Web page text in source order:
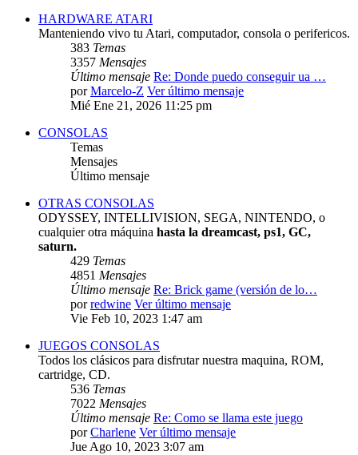
HARDWARE ATARI
Manteniendo vivo tu Atari, computador, consola o perifericos.
383 Temas
3357 Mensajes
Último mensaje Re: Donde puedo conseguir ua …
porMarcelo-Z Ver último mensaje
Mié Ene 21, 2026 11:25 pm
CONSOLAS
Temas
Mensajes
Último mensaje
OTRAS CONSOLAS
ODYSSEY, INTELLIVISION, SEGA, NINTENDO, o
cualquier otra máquina hasta la dreamcast, ps1, GC,
saturn.
429 Temas
4851 Mensajes
Último mensaje Re: Brick game (versión de lo…
porredwine Ver último mensaje
Vie Feb 10, 2023 1:47 am
JUEGOS CONSOLAS
Todos los clásicos para disfrutar nuestra maquina, ROM,
cartridge, CD.
536 Temas
7022 Mensajes
Último mensaje Re: Como se llama este juego
porCharlene Ver último mensaje
Jue Ago 10, 2023 3:07 am